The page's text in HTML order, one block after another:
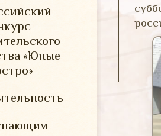
«Юные